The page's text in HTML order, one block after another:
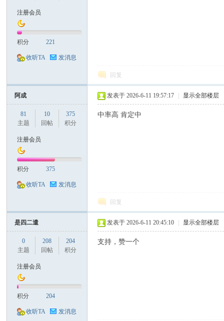
注册会员
积分 221
收听TA 发消息
回复
阿成
81
主题
10
回帖
375
积分
注册会员
积分 375
收听TA 发消息
发表于 2026-6-11 19:57:17 显示全部楼层
中率高 肯定中
回复
是四二遣
0
主题
208
回帖
204
积分
注册会员
积分 204
收听TA 发消息
发表于 2026-6-11 20:45:10 显示全部楼层
支持，赞一个